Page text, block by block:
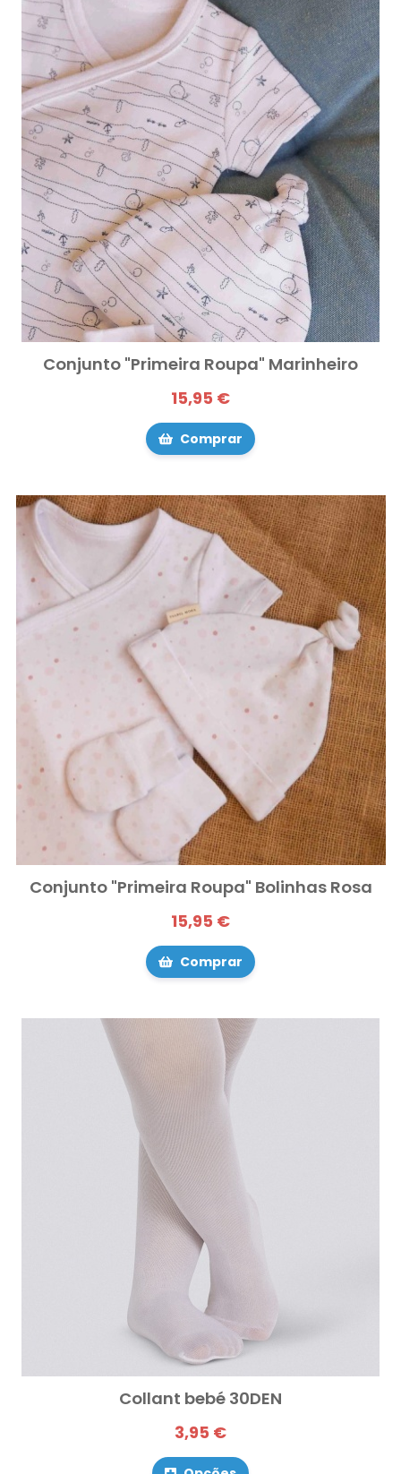
Conjunto "Primeira Roupa" Marinheiro
15,95 €
Comprar
Conjunto "Primeira Roupa" Bolinhas Rosa
15,95 €
Comprar
Collant bebé 30DEN
3,95 €